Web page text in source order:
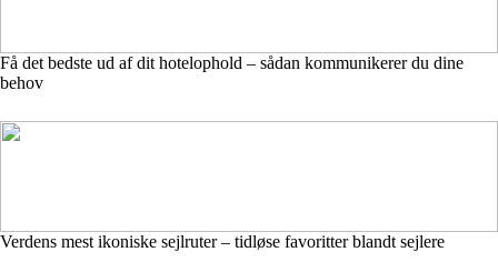
Få det bedste ud af dit hotelophold – sådan kommunikerer du dine
behov
Verdens mest ikoniske sejlruter – tidløse favoritter blandt sejlere